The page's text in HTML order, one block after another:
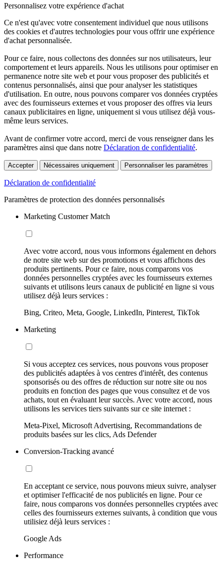
Personnalisez votre expérience d'achat
Ce n'est qu'avec votre consentement individuel que nous utilisons
des cookies et d'autres technologies pour vous offrir une expérience
d'achat personnalisée.
Pour ce faire, nous collectons des données sur nos utilisateurs, leur
comportement et leurs appareils. Nous les utilisons pour optimiser en
permanence notre site web et pour vous proposer des publicités et
contenus personnalisés, ainsi que pour analyser les statistiques
d'utilisation. En outre, nous pouvons comparer vos données cryptées
avec des fournisseurs externes et vous proposer des offres via leurs
canaux publicitaires en ligne, uniquement si vous utilisez déjà vous-
même leurs services.
Avant de confirmer votre accord, merci de vous renseigner dans les
paramètres ainsi que dans notre Déclaration de confidentialité.
Accepter Nécessaires uniquement Personnaliser les paramètres
Déclaration de confidentialité
Paramètres de protection des données personnalisés
Marketing Customer Match
Avec votre accord, nous vous informons également en dehors
de notre site web sur des promotions et vous affichons des
produits pertinents. Pour ce faire, nous comparons vos
données personnelles cryptées avec les fournisseurs externes
suivants et utilisons leurs canaux de publicité en ligne si vous
utilisez déjà leurs services :
Bing, Criteo, Meta, Google, LinkedIn, Pinterest, TikTok
Marketing
Si vous acceptez ces services, nous pouvons vous proposer
des publicités adaptées à vos centres d'intérêt, des contenus
sponsorisés ou des offres de réduction sur notre site ou nos
produits en fonction des pages que vous consultez et de vos
achats, tout en évaluant leur succès. Avec votre accord, nous
utilisons les services tiers suivants sur ce site internet :
Meta-Pixel, Microsoft Advertising, Recommandations de
produits basées sur les clics, Ads Defender
Conversion-Tracking avancé
En acceptant ce service, nous pouvons mieux suivre, analyser
et optimiser l'efficacité de nos publicités en ligne. Pour ce
faire, nous comparons vos données personnelles cryptées avec
celles des fournisseurs externes suivants, à condition que vous
utilisiez déjà leurs services :
Google Ads
Performance